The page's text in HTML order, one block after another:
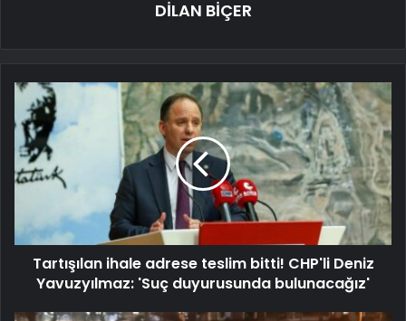
DİLAN BİÇER
Tartışılan ihale adrese teslim bitti! CHP'li Deniz
Yavuzyılmaz: 'Suç duyurusunda bulunacağız'